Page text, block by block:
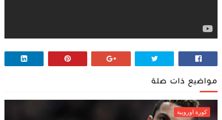
مواضيع ذات صلة
كورة اوروبية